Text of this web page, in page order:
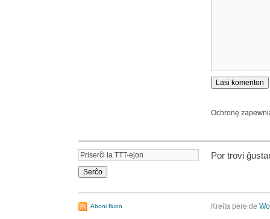
Ochronę
Por trovi
Aboni fluon Kreita pere de